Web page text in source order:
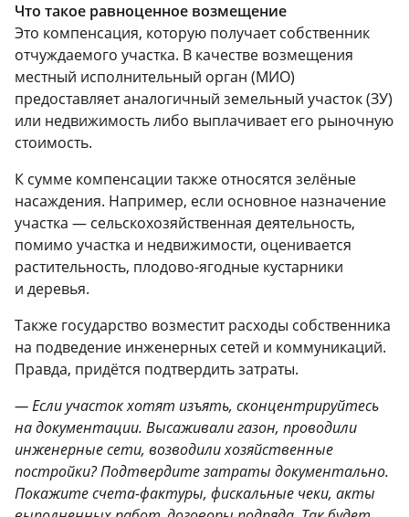
Что такое равноценное возмещение
Это компенсация, которую получает собственник
отчуждаемого участка. В качестве возмещения
местный исполнительный орган (МИО)
предоставляет аналогичный земельный участок (ЗУ)
или недвижимость либо выплачивает его рыночную
стоимость.
К сумме компенсации также относятся зелёные
насаждения. Например, если основное назначение
участка — сельскохозяйственная деятельность,
помимо участка и недвижимости, оценивается
растительность, плодово-ягодные кустарники
и деревья.
Также государство возместит расходы собственника
на подведение инженерных сетей и коммуникаций.
Правда, придётся подтвердить затраты.
— Если участок хотят изъять, сконцентрируйтесь
на документации. Высаживали газон, проводили
инженерные сети, возводили хозяйственные
постройки? Подтвердите затраты документально.
Покажите счета-фактуры, фискальные чеки, акты